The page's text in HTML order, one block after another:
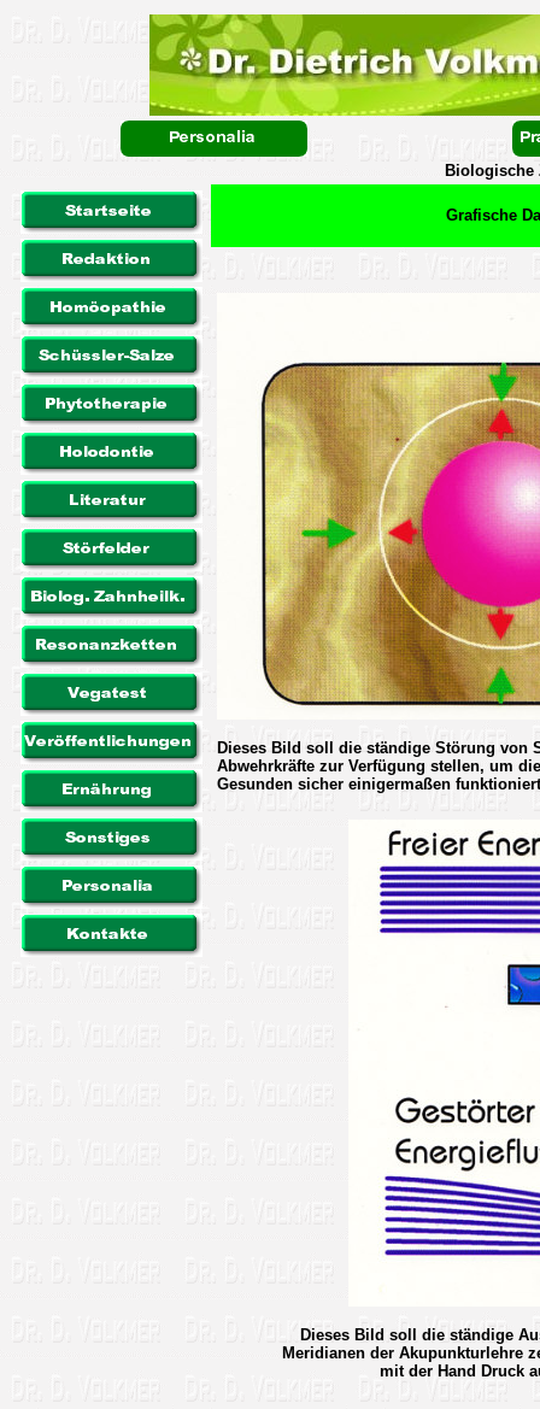
Biologische
Grafische
Dieses Bild soll die ständige Störung von
Abwehrkräfte zur Verfügung stellen, um
Gesunden sicher einigermaßen
Dieses Bild soll die ständige
Meridianen der Akupunkturlehre
mit der Hand Druck